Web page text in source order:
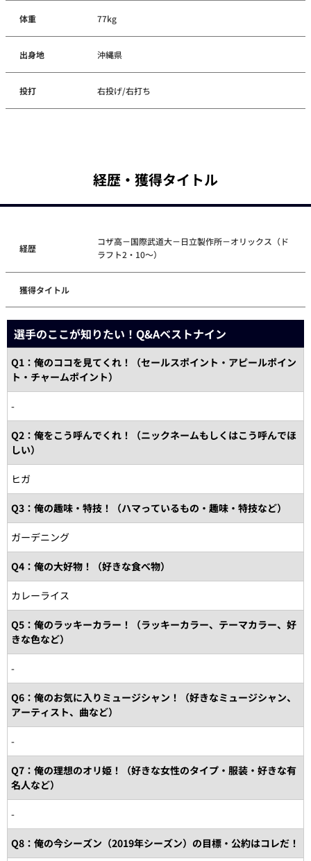
体重 77kg
出身地 沖縄県
投打 右投げ/右打ち
経歴・獲得タイトル
経歴
コザ高－国際武道大－日立製作所－オリックス（ド
ラフト2・10～）
獲得タイトル
選手のここが知りたい！Q&Aベストナイン
Q1：俺のココを見てくれ！（セールスポイント・アピールポイン
ト・チャームポイント）
-
Q2：俺をこう呼んでくれ！（ニックネームもしくはこう呼んでほ
しい）
ヒガ
Q3：俺の趣味・特技！（ハマっているもの・趣味・特技など）
ガーデニング
Q4：俺の大好物！（好きな食べ物）
カレーライス
Q5：俺のラッキーカラー！（ラッキーカラー、テーマカラー、好
きな色など）
-
Q6：俺のお気に入りミュージシャン！（好きなミュージシャン、
アーティスト、曲など）
-
Q7：俺の理想のオリ姫！（好きな女性のタイプ・服装・好きな有
名人など）
-
Q8：俺の今シーズン（2019年シーズン）の目標・公約はコレだ！